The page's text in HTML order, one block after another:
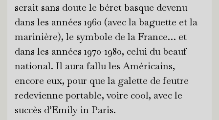
serait sans doute le béret basque devenu
dans les années 1960 (avec la baguette et la
marinière), le symbole de la France… et
dans les années 1970-1980, celui du beauf
national. Il aura fallu les Américains,
encore eux, pour que la galette de feutre
redevienne portable, voire cool, avec le
succès d’Emily in Paris.